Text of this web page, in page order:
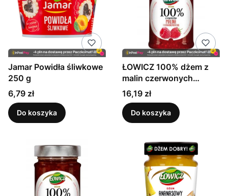
Jamar Powidła śliwkowe
250 g
Cena
6,79 zł
Do koszyka
ŁOWICZ 100% dżem z
malin czerwonych
porzeczek 210g
Cena
16,19 zł
Do koszyka